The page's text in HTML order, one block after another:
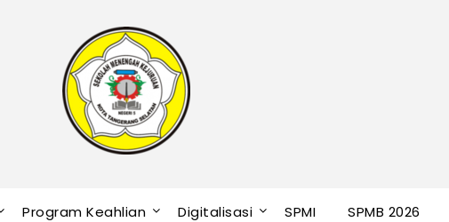
Program Keahlian Digitalisasi SPMI SPMB 2026